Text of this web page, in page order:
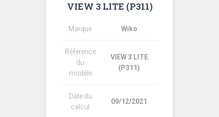
VIEW 3 LITE (P311)
Marque Wiko
Référence
du
modèle
VIEW 3 LITE
(P311)
Date du
calcul
09/12/2021